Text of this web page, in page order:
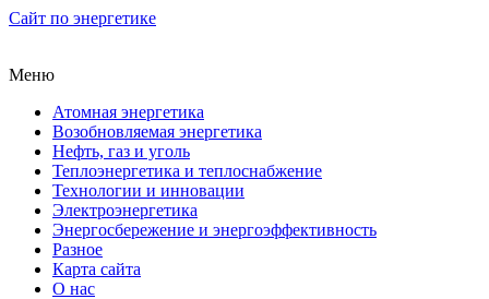
Сайт по энергетике
Меню
Атомная энергетика
Возобновляемая энергетика
Нефть, газ и уголь
Теплоэнергетика и теплоснабжение
Технологии и инновации
Электроэнергетика
Энергосбережение и энергоэффективность
Разное
Карта сайта
О нас